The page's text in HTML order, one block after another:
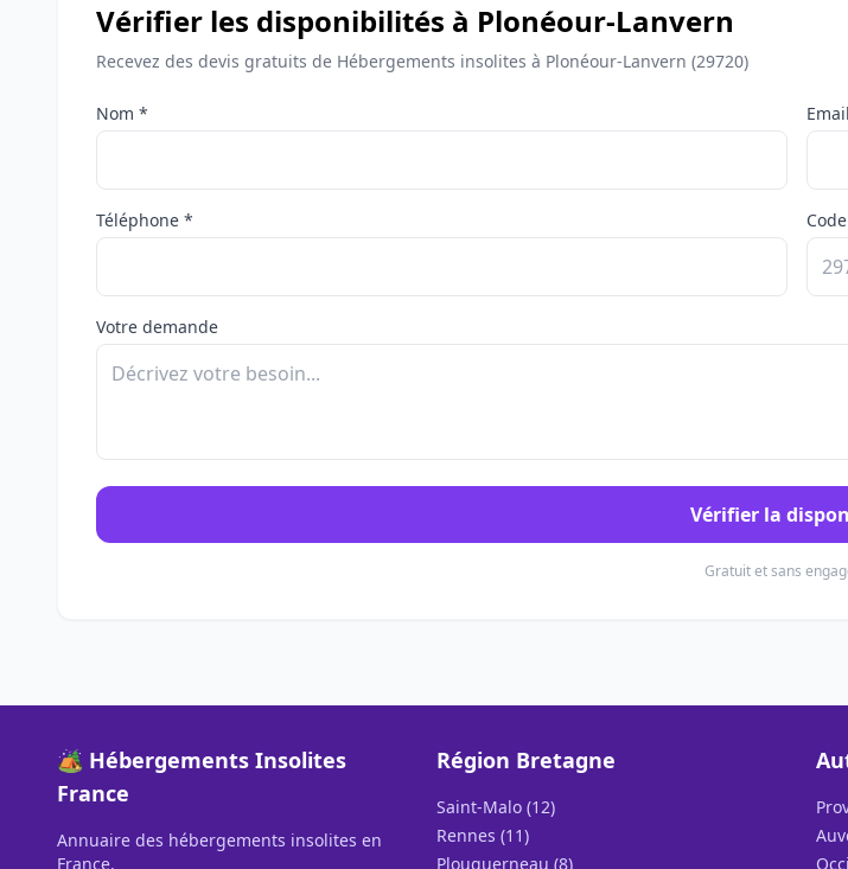
Vérifier les disponibilités à Plonéour-Lanvern
Recevez des devis gratuits de Hébergements insolites à Plonéour-Lanvern (29720)
Nom *
Téléphone *
Votre demande
Vérifier la
Gratuit et sans
🏕️ Hébergements Insolites
France
Annuaire des hébergements insolites en
France.
Région Bretagne
Saint-Malo (12)
Rennes (11)
Plouguerneau (8)